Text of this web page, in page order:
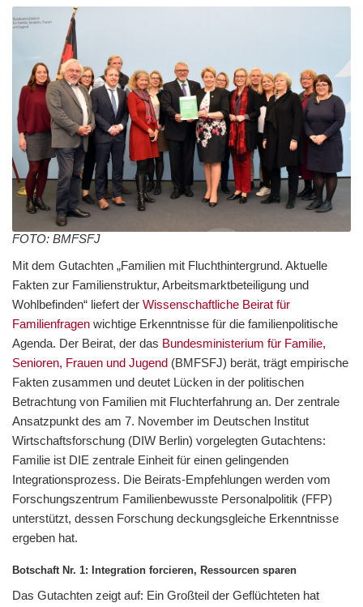
FOTO: BMFSFJ
Mit dem Gutachten „Familien mit Fluchthintergrund. Aktuelle
Fakten zur Familienstruktur, Arbeitsmarktbeteiligung und
Wohlbefinden“ liefert der Wissenschaftliche Beirat für
Familienfragen wichtige Erkenntnisse für die familienpolitische
Agenda. Der Beirat, der das Bundesministerium für Familie,
Senioren, Frauen und Jugend (BMFSFJ) berät, trägt empirische
Fakten zusammen und deutet Lücken in der politischen
Betrachtung von Familien mit Fluchterfahrung an. Der zentrale
Ansatzpunkt des am 7. November im Deutschen Institut
Wirtschaftsforschung (DIW Berlin) vorgelegten Gutachtens:
Familie ist DIE zentrale Einheit für einen gelingenden
Integrationsprozess. Die Beirats-Empfehlungen werden vom
Forschungszentrum Familienbewusste Personalpolitik (FFP)
unterstützt, dessen Forschung deckungsgleiche Erkenntnisse
ergeben hat.
Botschaft Nr. 1: Integration forcieren, Ressourcen sparen
Das Gutachten zeigt auf: Ein Großteil der Geflüchteten hat